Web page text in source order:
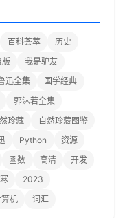
百科荟萃
历史
我是驴友
迅全集
国学经典
郭沫若全集
珍藏
自然珍藏图鉴
Python
资源
函数 高清
开发
2023
机 词汇